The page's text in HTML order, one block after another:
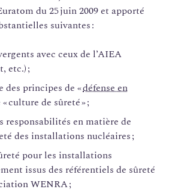
du 25 juin 2009 et apporté
suivantes :
avec ceux de l’AIEA
etc.) ;
des principes de «défense en
culture de sûreté » ;
responsabilités en matière de
des installations nucléaires ;
pour les installations
issus des référentiels de sûreté
WENRA ;